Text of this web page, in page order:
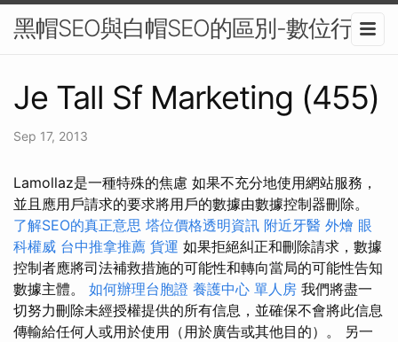
黑帽SEO與白帽SEO的區別-數位行銷
Je Tall Sf Marketing (455)
Sep 17, 2013
Lamollaz是一種特殊的焦慮 如果不充分地使用網站服務，
並且應用戶請求的要求將用戶的數據由數據控制器刪除。
了解SEO的真正意思 塔位價格透明資訊 附近牙醫 外燴 眼
科權威 台中推拿推薦 貨運 如果拒絕糾正和刪除請求，數據
控制者應將司法補救措施的可能性和轉向當局的可能性告知
數據主體。 如何辦理台胞證 養護中心 單人房 我們將盡一
切努力刪除未經授權提供的所有信息，並確保不會將此信息
傳輸給任何人或用於使用（用於廣告或其他目的）。 另一